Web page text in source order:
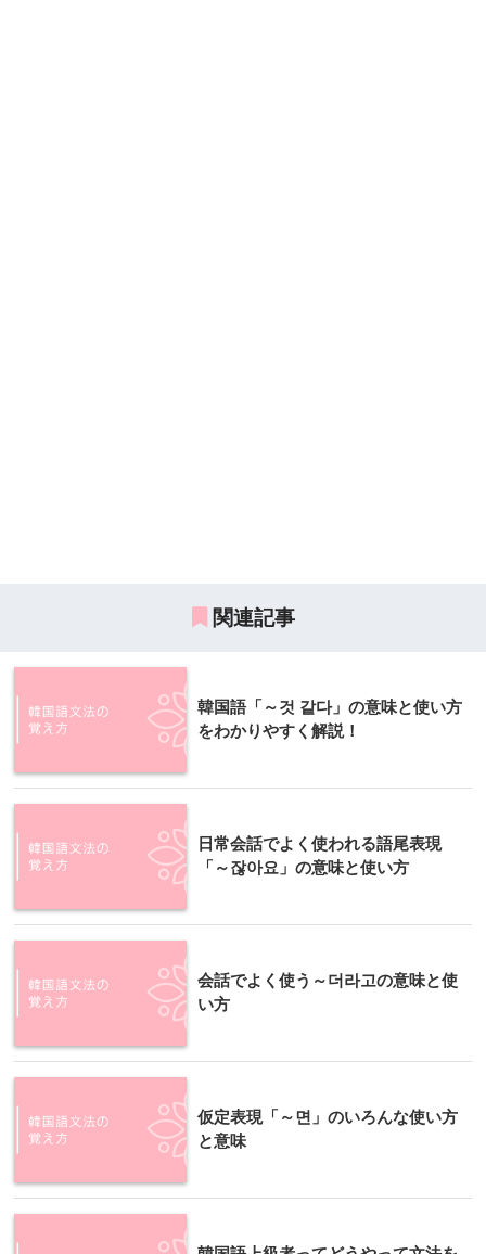
関連記事
韓国語「～것 같다」の意味と使い方
をわかりやすく解説！
日常会話でよく使われる語尾表現
「～잖아요」の意味と使い方
会話でよく使う～더라고の意味と使
い方
仮定表現「～면」のいろんな使い方
と意味